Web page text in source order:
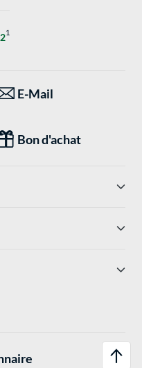
21
E-Mail
Bon d'achat